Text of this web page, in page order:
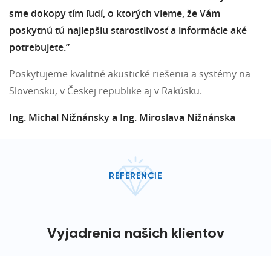
sme dokopy tím ľudí, o ktorých vieme, že Vám
poskytnú tú najlepšiu starostlivosť a informácie aké
potrebujete.”
Poskytujeme kvalitné akustické riešenia a systémy na
Slovensku, v Českej republike aj v Rakúsku.
Ing. Michal Nižnánsky a Ing. Miroslava Nižnánska
REFERENCIE
Vyjadrenia našich klientov